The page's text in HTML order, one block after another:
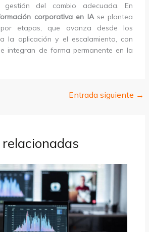
del cambio adecuada. En
corporativa en IAse plantea
etapas, que avanza desde los
la aplicación y el escalamiento, con
integran de forma permanente en la
Entrada siguiente →